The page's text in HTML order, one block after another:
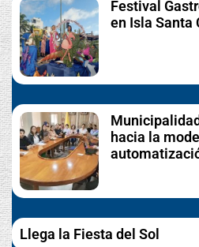
Festival
en Isla Santa
hacia la
Llega la Fiesta del Sol